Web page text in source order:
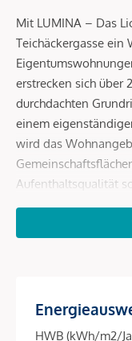
Mit LUMINA – Das
Teichäckergasse
erstrecken sich über
durchdachten
einem
wird das
Aufenthaltsqualität
ein Wohnumfeld mit
Grünbezug.
Durchdachte
HWB (kWh/m2/